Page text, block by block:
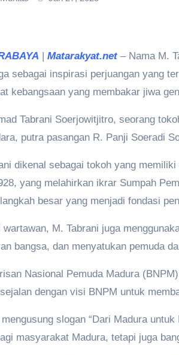
| Matarakyat.net– Nama M.
sebagai inspirasi perjuangan yang
kebangsaan yang membakar jiwa
Tabrani Soerjowitjitro, seorang
putra pasangan R. Panji Soeradi
dikenal sebagai tokoh yang
yang melahirkan ikrar Sumpah
besar yang menjadi fondasi
wartawan, M. Tabrani juga
bangsa, dan menyatukan pemuda
Nasional Pemuda Madura
dengan visi BNPM untuk
mengusung slogan “Dari Madura
masyarakat Madura, tetapi juga